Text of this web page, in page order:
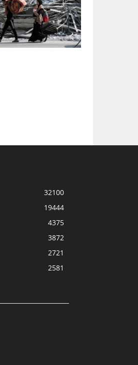
32100
19444
4375
3872
2721
2581